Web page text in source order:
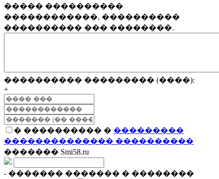
����� ����������
������������, ����������
���������� ��� ��������.
���������� ��������� (����):
+
� ���������� � ���������
�������������� ����������
������� Smi58.ru
- ������� ������� � ��������